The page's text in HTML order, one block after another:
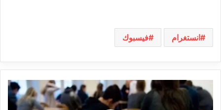
انستغرام فيسبوك
بمنع
الهواتف